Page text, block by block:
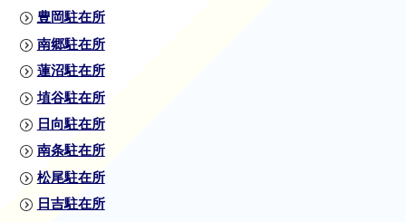
豊岡駐在所
南郷駐在所
蓮沼駐在所
埴谷駐在所
日向駐在所
南条駐在所
松尾駐在所
日吉駐在所